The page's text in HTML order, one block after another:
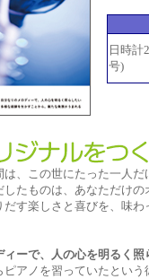
日時
号)
は、この世にたった一人
したものは、あなただけ
だす楽しさと喜びを、味
ィーで、人の心を明るく照
ピアノを習っていたとい